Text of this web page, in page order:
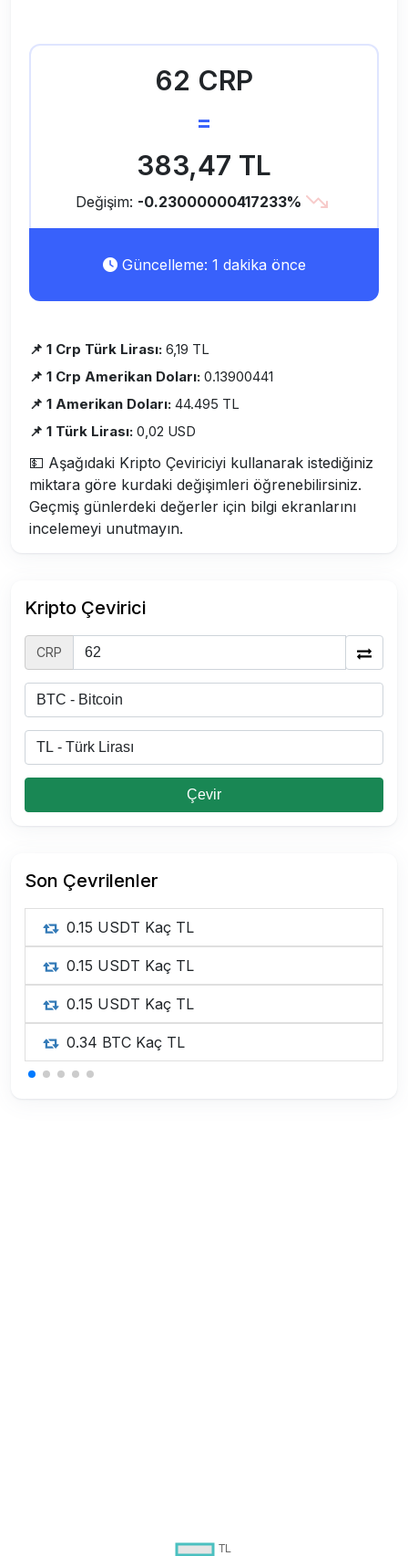
62 CRP
=
383,47 TL
Değişim: -0.23000000417233%
Güncelleme: 1 dakika önce
📌 1 Crp Türk Lirası: 6,19 TL
📌 1 Crp Amerikan Doları: 0.13900441
📌 1 Amerikan Doları: 44.495 TL
📌 1 Türk Lirası: 0,02 USD
💵 Aşağıdaki Kripto Çeviriciyi kullanarak istediğiniz
miktara göre kurdaki değişimleri öğrenebilirsiniz.
Geçmiş günlerdeki değerler için bilgi ekranlarını
incelemeyi unutmayın.
Kripto Çevirici
CRP
Çevir
Son Çevrilenler
0.15 USDT Kaç TL
0.15 USDT Kaç TL
0.15 USDT Kaç TL
0.34 BTC Kaç TL